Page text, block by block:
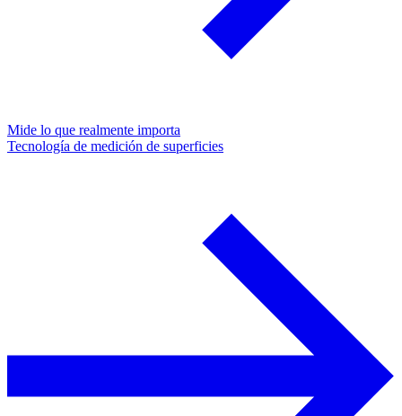
Mide lo que realmente importa
Tecnología de medición de superficies